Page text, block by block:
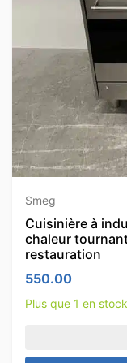
Smeg
Cuisinière à
chaleur
restauration
550.00
Plus que 1 en stock